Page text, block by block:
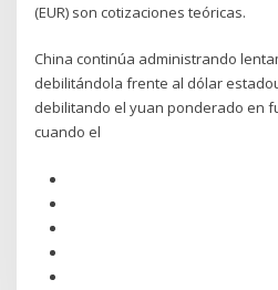
(EUR) son cotizaciones teóricas.
China continúa administrando
debilitándola frente al dólar
debilitando el yuan ponderado en
cuando el